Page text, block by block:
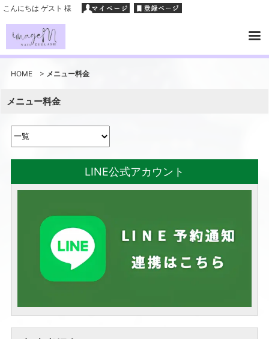
こんにちは ゲスト 様
HOME> メニュー料金
メニュー料金
LINE公式アカウント